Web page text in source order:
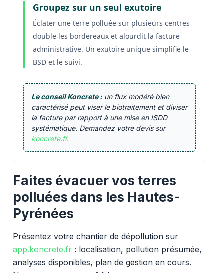
Groupez sur un seul exutoire
Éclater une terre polluée sur plusieurs centres
double les bordereaux et alourdit la facture
administrative. Un exutoire unique simplifie le
BSD et le suivi.
Le conseil Koncrete :un flux modéré bien
caractérisé peut viser le biotraitement et diviser
la facture par rapport à une mise en ISDD
systématique. Demandez votre devis sur
koncrete.fr.
Faites évacuer vos terres
polluées dans les Hautes-
Pyrénées
Présentez votre chantier de dépollution sur
app.koncrete.fr: localisation, pollution présumée,
analyses disponibles, plan de gestion en cours.